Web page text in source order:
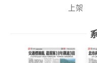
上架